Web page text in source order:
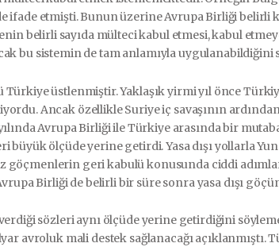
ifade etmişti. Bunun üzerine Avrupa Birliği
belirli sayıda mülteci kabul etmesi, kabul
bu sistemin de tam anlamıyla
Türkiye üstlenmiştir. Yaklaşık yirmi yıl önce
Ancak özellikle Suriye iç savaşının
Avrupa Birliği ile Türkiye arasında bir
büyük ölçüde yerine getirdi. Yasa dışı yollarla
göçmenlerin geri kabulü konusunda ciddi
Birliği de belirli bir süre sonra yasa dışı
sözleri aynı ölçüde yerine getirdiğini
avroluk mali destek sağlanacağı açıklanmıştı.